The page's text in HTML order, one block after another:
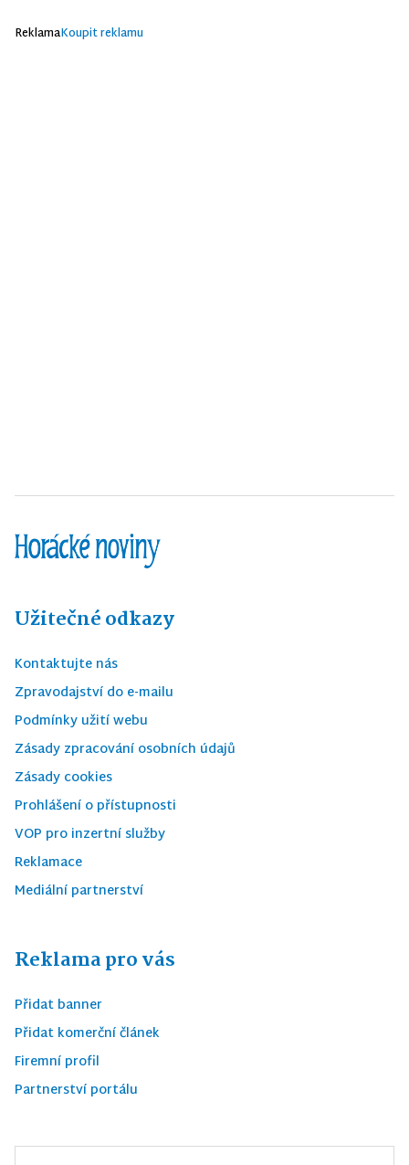
ReklamaKoupit reklamu
Užitečné odkazy
Kontaktujte nás
Zpravodajství do e-mailu
Podmínky užití webu
Zásady zpracování osobních údajů
Zásady cookies
Prohlášení o přístupnosti
VOP pro inzertní služby
Reklamace
Mediální partnerství
Reklama pro vás
Přidat banner
Přidat komerční článek
Firemní profil
Partnerství portálu